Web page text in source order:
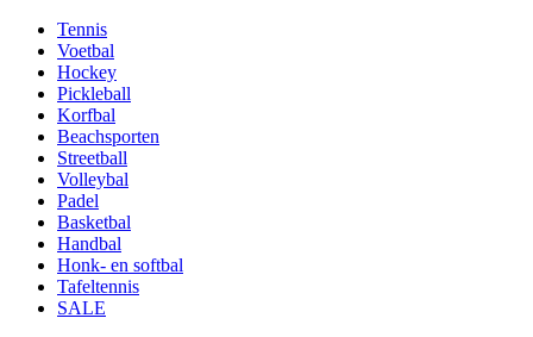
Tennis
Voetbal
Hockey
Pickleball
Korfbal
Beachsporten
Streetball
Volleybal
Padel
Basketbal
Handbal
Honk- en softbal
Tafeltennis
SALE